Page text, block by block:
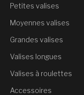
Petites valises
Moyennes valises
Grandes valises
Valises longues
Valises à roulettes
Accessoires